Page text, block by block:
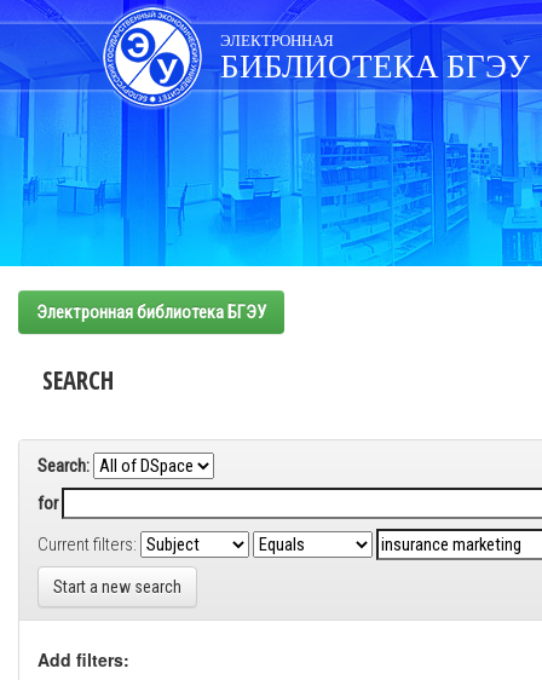
Skip
navigation
ЭЛЕКТРОННАЯ
БИБЛИОТЕКА БГЭУ
Электронная библиотека БГЭУ
SEARCH
Search:
for
Current filters:
Start a new search
Add filters: